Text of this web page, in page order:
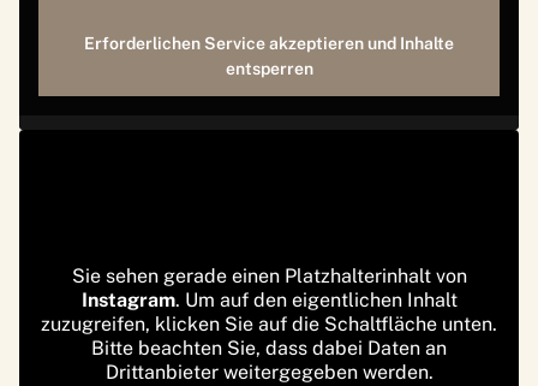
Erforderlichen Service akzeptieren und Inhalte
entsperren
Sie sehen gerade einen Platzhalterinhalt von
Instagram. Um auf den eigentlichen Inhalt
zuzugreifen, klicken Sie auf die Schaltfläche unten.
Bitte beachten Sie, dass dabei Daten an
Drittanbieter weitergegeben werden.